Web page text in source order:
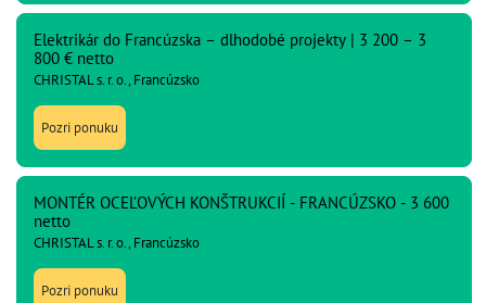
Elektrikár do Francúzska – dlhodobé projekty | 3 200 – 3
800 € netto
CHRISTAL s. r. o., Francúzsko
Pozri ponuku
MONTÉR OCEĽOVÝCH KONŠTRUKCIÍ - FRANCÚZSKO - 3 600
netto
CHRISTAL s. r. o., Francúzsko
Pozri ponuku